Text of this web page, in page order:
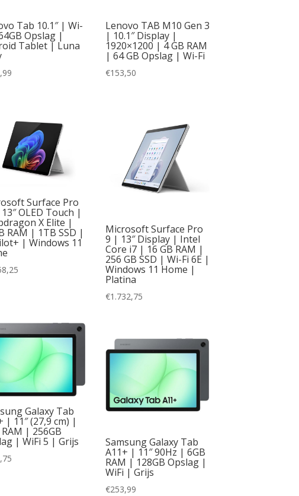
Tab 10.1″ | Wi-
Opslag |
Tablet | Luna
Lenovo TAB M10 Gen 3
| 10.1″ Display |
1920×1200 | 4 GB RAM
| 64 GB Opslag | Wi-Fi
€153,50
Surface Pro
OLED Touch |
X Elite |
RAM | 1TB SSD |
| Windows 11
Microsoft Surface Pro
9 | 13″ Display | Intel
Core i7 | 16 GB RAM |
256 GB SSD | Wi-Fi 6E |
Windows 11 Home |
Platina
€1.732,75
Galaxy Tab
| 11″ (27,9 cm) |
RAM | 256GB
| WiFi 5 | Grijs Samsung Galaxy Tab
A11+ | 11″ 90Hz | 6GB
RAM | 128GB Opslag |
WiFi | Grijs
€253,99